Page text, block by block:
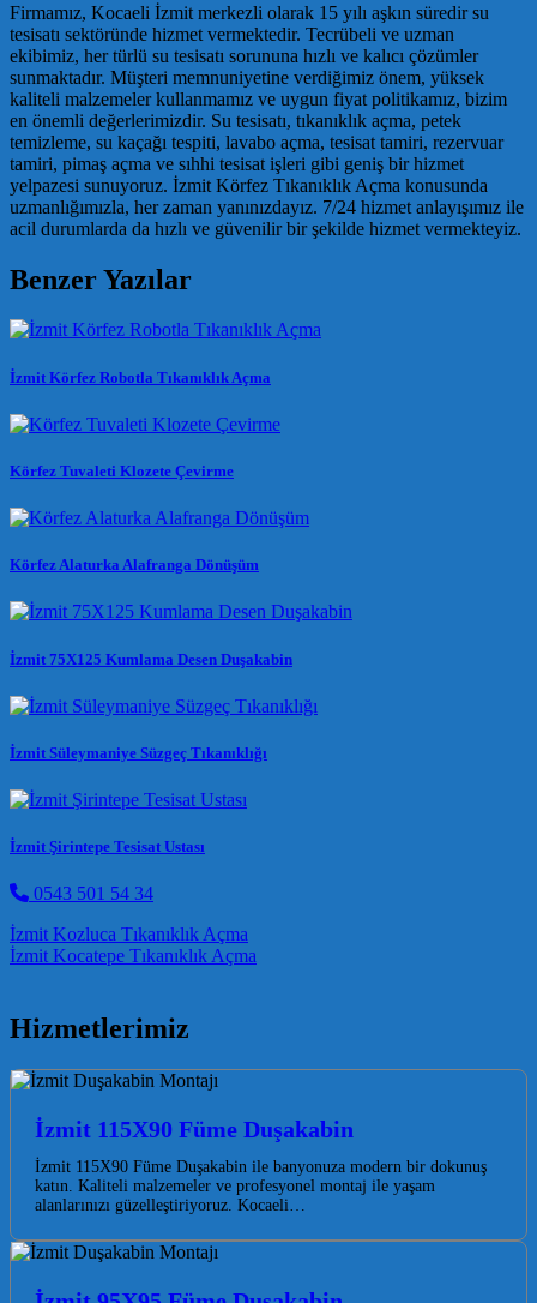
Firmamız, Kocaeli İzmit merkezli olarak 15 yılı aşkın süredir su
tesisatı sektöründe hizmet vermektedir. Tecrübeli ve uzman
ekibimiz, her türlü su tesisatı sorununa hızlı ve kalıcı çözümler
sunmaktadır. Müşteri memnuniyetine verdiğimiz önem, yüksek
kaliteli malzemeler kullanmamız ve uygun fiyat politikamız, bizim
en önemli değerlerimizdir. Su tesisatı, tıkanıklık açma, petek
temizleme, su kaçağı tespiti, lavabo açma, tesisat tamiri, rezervuar
tamiri, pimaş açma ve sıhhi tesisat işleri gibi geniş bir hizmet
yelpazesi sunuyoruz. İzmit Körfez Tıkanıklık Açma konusunda
uzmanlığımızla, her zaman yanınızdayız. 7/24 hizmet anlayışımız ile
acil durumlarda da hızlı ve güvenilir bir şekilde hizmet vermekteyiz.
Benzer Yazılar
İzmit Körfez Robotla Tıkanıklık Açma
Körfez Tuvaleti Klozete Çevirme
Körfez Alaturka Alafranga Dönüşüm
İzmit 75X125 Kumlama Desen Duşakabin
İzmit Süleymaniye Süzgeç Tıkanıklığı
İzmit Şirintepe Tesisat Ustası
0543 501 54 34
Post navigation
İzmit Kozluca Tıkanıklık Açma
İzmit Kocatepe Tıkanıklık Açma
Hizmetlerimiz
İzmit 115X90 Füme Duşakabin
İzmit 115X90 Füme Duşakabin ile banyonuza modern bir dokunuş
katın. Kaliteli malzemeler ve profesyonel montaj ile yaşam
alanlarınızı güzelleştiriyoruz. Kocaeli…